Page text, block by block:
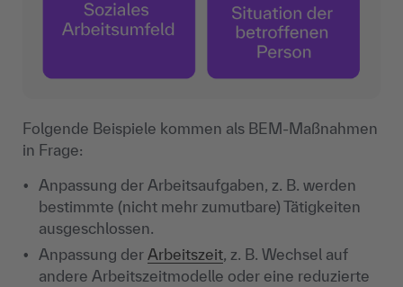
Folgende Beispiele kommen als BEM-Maßnahmen
in Frage:
Anpassung der Arbeitsaufgaben, z. B. werden
bestimmte (nicht mehr zumutbare) Tätigkeiten
ausgeschlossen.
Anpassung der Arbeitszeit, z. B. Wechsel auf
andere Arbeitszeitmodelle oder eine reduzierte